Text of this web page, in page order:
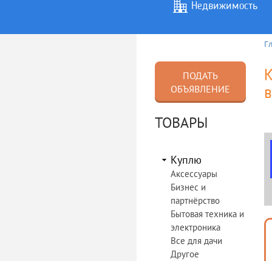
Недвижимость
Услуги
ПОДАТЬ
ОБЪЯВЛЕНИЕ
ТОВАРЫ
Куплю
Аксессуары
Бизнес и
партнёрство
Бытовая техника и
электроника
Все для дачи
Другое